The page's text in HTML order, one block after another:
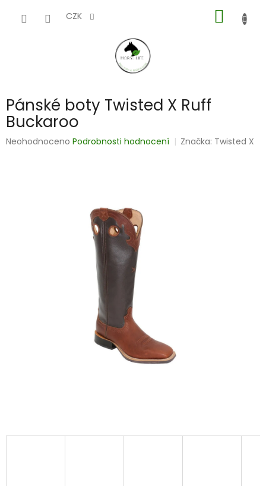
CZK
KOŠÍK
Pánské boty Twisted X Ruff
Buckaroo
Průměrné
Neohodnoceno Podrobnosti hodnocení Značka: Twisted X